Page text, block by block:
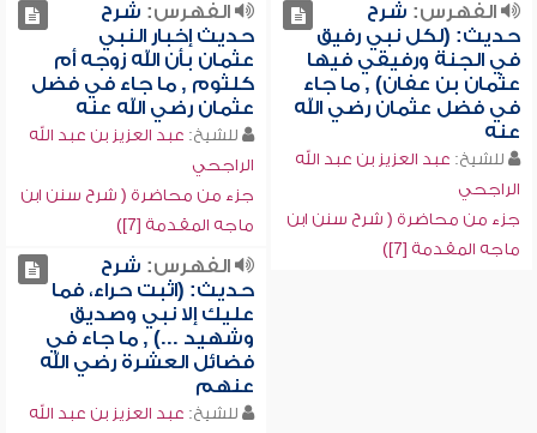
الفهرس: شرح
حديث: (لكل نبي رفيق
في الجنة ورفيقي فيها
عثمان بن عفان) , ما جاء
في فضل عثمان رضي الله
عنه
للشيخ: عبد العزيز بن عبد الله
الراجحي
جزء من محاضرة ( شرح سنن ابن
ماجه المقدمة [7])
الفهرس: شرح
حديث إخبار النبي
عثمان بأن الله زوجه أم
كلثوم , ما جاء في فضل
عثمان رضي الله عنه
للشيخ: عبد العزيز بن عبد الله
الراجحي
جزء من محاضرة ( شرح سنن ابن
ماجه المقدمة [7])
الفهرس: شرح
حديث: (اثبت حراء، فما
عليك إلا نبي وصديق
وشهيد ...) , ما جاء في
فضائل العشرة رضي الله
عنهم
للشيخ: عبد العزيز بن عبد الله